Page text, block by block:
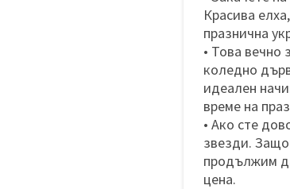
Красива
празнична
• Това вечно
коледно
идеален
време на
• Ако сте
звезди.
продължим
цена.